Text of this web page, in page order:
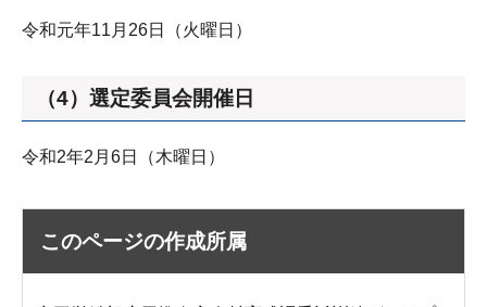
令和元年11月26日（火曜日）
（4）選定委員会開催日
令和2年2月6日（木曜日）
このページの作成所属